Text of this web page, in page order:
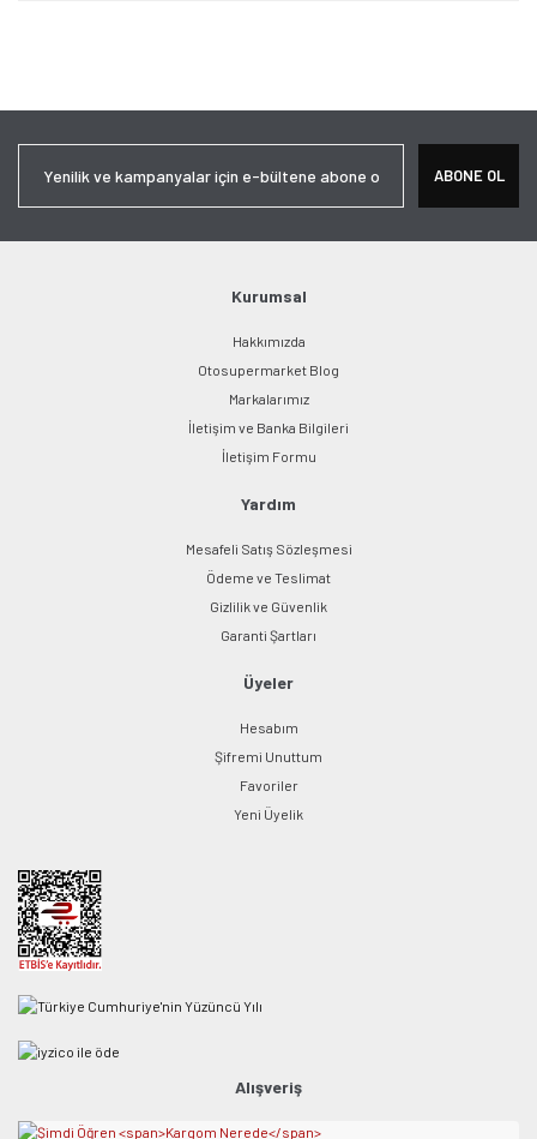
Ürün açıklamasında eksik bilgiler bulunuyor.
Bu ürüne benzer farklı alternatifler olmalı.
Gönder
ABONE OL
Kurumsal
Hakkımızda
Otosupermarket Blog
Markalarımız
İletişim ve Banka Bilgileri
İletişim Formu
Yardım
Mesafeli Satış Sözleşmesi
Ödeme ve Teslimat
Gizlilik ve Güvenlik
Garanti Şartları
Üyeler
Hesabım
Şifremi Unuttum
Favoriler
Yeni Üyelik
Alışveriş